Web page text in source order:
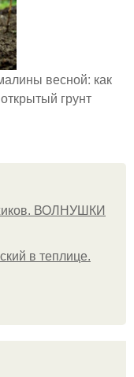
весной: как
грунт
ВОЛНУШКИ
в теплице.